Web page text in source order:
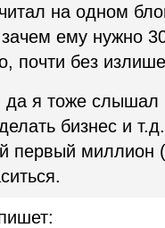
на одном
ему нужно
почти без
я тоже слышал
бизнес и
первый миллион